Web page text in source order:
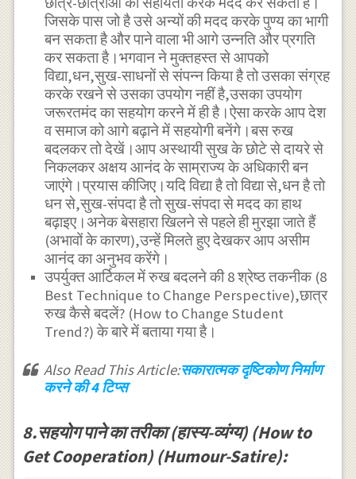
जिसके पास जो है उसे अन्यों की मदद करके पुण्य का भागी
बन सकता है और पाने वाला भी आगे उन्नति और प्रगति
कर सकता है।भगवान ने मुक्तहस्त से आपको
विद्या,धन,सुख-साधनों से संपन्न किया है तो उसका संग्रह
करके रखने से उसका उपयोग नहीं है,उसका उपयोग
जरूरतमंद का सहयोग करने में ही है।ऐसा करके आप देश
व समाज को आगे बढ़ाने में सहयोगी बनेंगे।बस रुख
बदलकर तो देखें।आप अस्थायी सुख के छोटे से दायरे से
निकलकर अक्षय आनंद के साम्राज्य के अधिकारी बन
जाएंगे।प्रयास कीजिए।यदि विद्या है तो विद्या से,धन है तो
धन से,सुख-संपदा है तो सुख-संपदा से मदद का हाथ
बढ़ाइए।अनेक बेसहारा खिलने से पहले ही मुरझा जाते हैं
(अभावों के कारण),उन्हें मिलते हुए देखकर आप असीम
आनंद का अनुभव करेंगे।
उपर्युक्त आर्टिकल में रुख बदलने की 8 श्रेष्ठ तकनीक (8
Best Technique to Change Perspective),छात्र
रुख कैसे बदलें? (How to Change Student
Trend?) के बारे में बताया गया है।
Also Read This Article:सकारात्मक दृष्टिकोण निर्माण
करने की 4 टिप्स
8.सहयोग पाने का तरीका (हास्य-व्यंग्य) (How to
Get Cooperation) (Humour-Satire):